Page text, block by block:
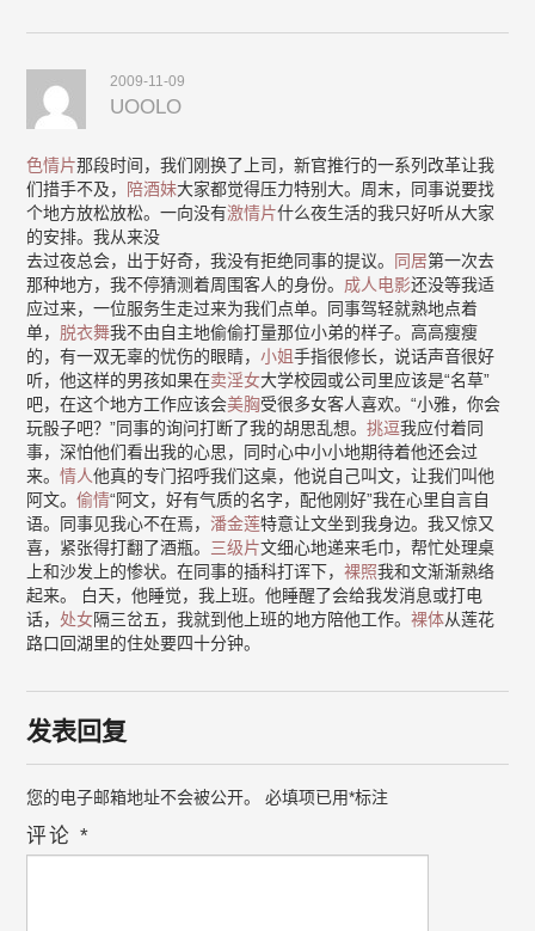
2009-11-09
UOOLO
色情片那段时间，我们刚换了上司，新官推行的一系列改革让我
们措手不及， 陪酒妹大家都觉得压力特别大。周末，同事说要找
个地方放松放松。一向没有激情片什么夜生活的我只好听从大家
的安排。我从来没
去过夜总会，出于好奇，我没有拒绝同事的提议。 同居第一次去
那种地方，我不停猜测着周围客人的身份。 成人电影还没等我适
应过来，一位服务生走过来为我们点单。同事驾轻就熟地点着
单， 脱衣舞我不由自主地偷偷打量那位小弟的样子。高高瘦瘦
的，有一双无辜的忧伤的眼睛，小姐手指很修长，说话声音很好
听，他这样的男孩如果在卖淫女大学校园或公司里应该是“名草”
吧，在这个地方工作应该会美胸受很多女客人喜欢。“小雅，你会
玩骰子吧？”同事的询问打断了我的胡思乱想。挑逗我应付着同
事，深怕他们看出我的心思，同时心中小小地期待着他还会过
来。情人他真的专门招呼我们这桌，他说自己叫文，让我们叫他
阿文。偷情“阿文，好有气质的名字，配他刚好”我在心里自言自
语。同事见我心不在焉， 潘金莲特意让文坐到我身边。我又惊又
喜，紧张得打翻了酒瓶。 三级片文细心地递来毛巾，帮忙处理桌
上和沙发上的惨状。在同事的插科打诨下，裸照我和文渐渐熟络
起来。 白天，他睡觉，我上班。他睡醒了会给我发消息或打电
话， 处女隔三岔五，我就到他上班的地方陪他工作。裸体从莲花
路口回湖里的住处要四十分钟。
发表回复
您的电子邮箱地址不会被公开。 必填项已用*标注
评论*